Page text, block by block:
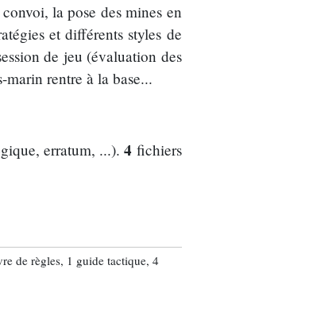
la pose des mines en
et différents styles de
de jeu (évaluation des
rentre à la base...
erratum, ...).4 fichiers
de règles, 1 guide tactique, 4